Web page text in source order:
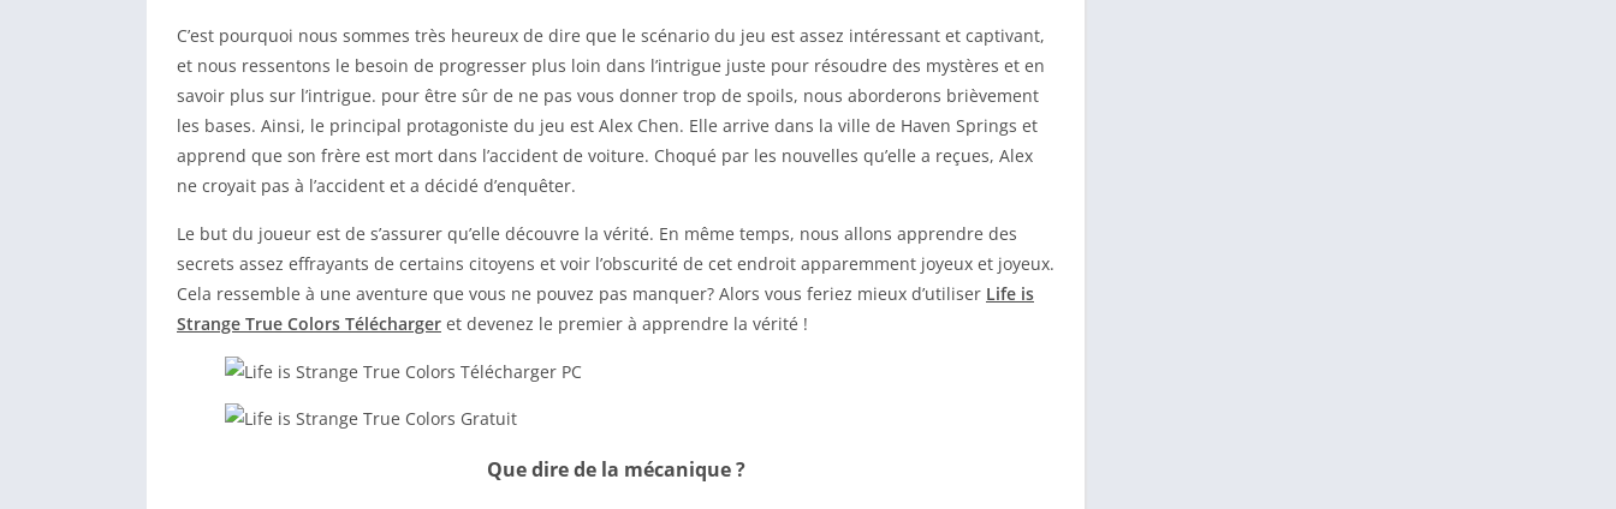
C’est pourquoi nous sommes très heureux de dire que le scénario du jeu est assez intéressant et captivant,
et nous ressentons le besoin de progresser plus loin dans l’intrigue juste pour résoudre des mystères et en
savoir plus sur l’intrigue. pour être sûr de ne pas vous donner trop de spoils, nous aborderons brièvement
les bases. Ainsi, le principal protagoniste du jeu est Alex Chen. Elle arrive dans la ville de Haven Springs et
apprend que son frère est mort dans l’accident de voiture. Choqué par les nouvelles qu’elle a reçues, Alex
ne croyait pas à l’accident et a décidé d’enquêter.
Le but du joueur est de s’assurer qu’elle découvre la vérité. En même temps, nous allons apprendre des
secrets assez effrayants de certains citoyens et voir l’obscurité de cet endroit apparemment joyeux et joyeux.
Cela ressemble à une aventure que vous ne pouvez pas manquer? Alors vous feriez mieux d’utiliser Life is
Strange True Colors Télécharger et devenez le premier à apprendre la vérité !
Que dire de la mécanique ?